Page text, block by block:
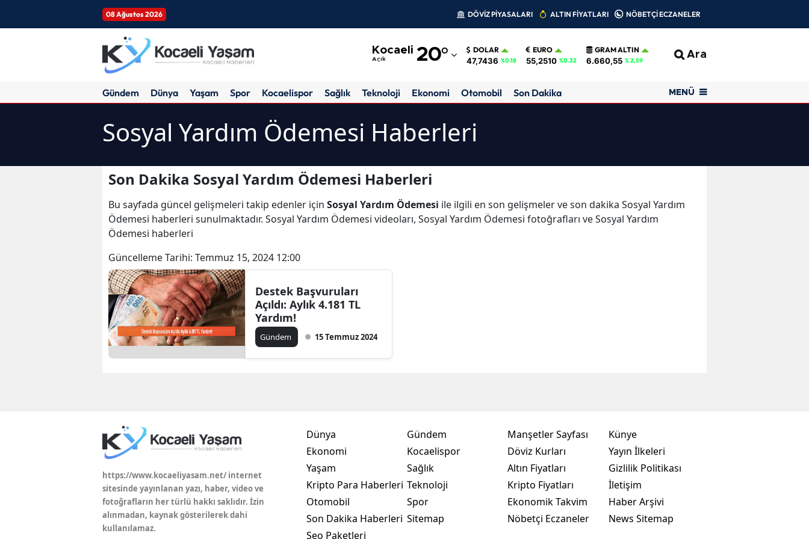
08 Ağustos 2026 DÖVİZ PİYASALARI ALTIN FİYATLARI NÖBETÇİ ECZANELER
Kocaeli
Açık 20°
Adıyaman
Amasya
Antalya
Artvin
Bolu
Çanakkale
Çankırı
Çorum
Denizli
DOLAR
47,7436 %0.18
EURO
55,2510 %0.32
GRAM ALTIN
6.660,55 % 2,59 Ara
Gündem Dünya Yaşam Spor Kocaelispor Sağlık Teknoloji Ekonomi Otomobil Son Dakika MENÜ
Sosyal Yardım Ödemesi Haberleri
Son Dakika Sosyal Yardım Ödemesi Haberleri
Bu sayfada güncel gelişmeleri takip edenler için Sosyal Yardım Ödemesi ile ilgili en son gelişmeler ve son dakika Sosyal Yardım
Ödemesi haberleri sunulmaktadır. Sosyal Yardım Ödemesi videoları, Sosyal Yardım Ödemesi fotoğrafları ve Sosyal Yardım
Ödemesi haberleri
Güncelleme Tarihi: Temmuz 15, 2024 12:00
Destek Başvuruları
Açıldı: Aylık 4.181 TL
Yardım!
Gündem 15 Temmuz 2024
https://www.kocaeliyasam.net/ internet
sitesinde yayınlanan yazı, haber, video ve
fotoğrafların her türlü hakkı saklıdır. İzin
alınmadan, kaynak gösterilerek dahi
kullanılamaz.
Dünya
Ekonomi
Yaşam
Kripto Para Haberleri
Otomobil
Son Dakika Haberleri
Seo Paketleri
Gündem
Kocaelispor
Sağlık
Teknoloji
Spor
Sitemap
Manşetler Sayfası
Döviz Kurları
Altın Fiyatları
Kripto Fiyatları
Ekonomik Takvim
Nöbetçi Eczaneler
Künye
Yayın İlkeleri
Gizlilik Politikası
İletişim
Haber Arşivi
News Sitemap